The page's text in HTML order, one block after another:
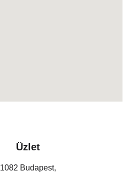
Üzlet
1082 Budapest,